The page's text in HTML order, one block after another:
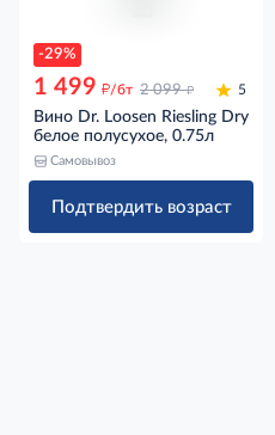
-29%
1 499 д/бт 2 099 д 5
Вино Dr. Loosen Riesling Dry
белое полусухое, 0.75л
Самовывоз
Подтвердить возраст